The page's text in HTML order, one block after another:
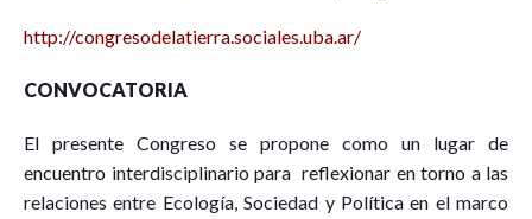
http://congresodelatierra.sociales.uba.ar/
CONVOCATORIA
El presente Congreso se propone como un lugar de
encuentro interdisciplinario para reflexionar en torno a las
relaciones entre Ecología, Sociedad y Política en el marco